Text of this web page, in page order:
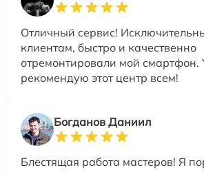
Отличный сервис!
клиентам, быстро и качественно
отремонтировали мой смартфон.
рекомендую этот центр всем!
Богданов Даниил
Блестящая работа мастеров! Я